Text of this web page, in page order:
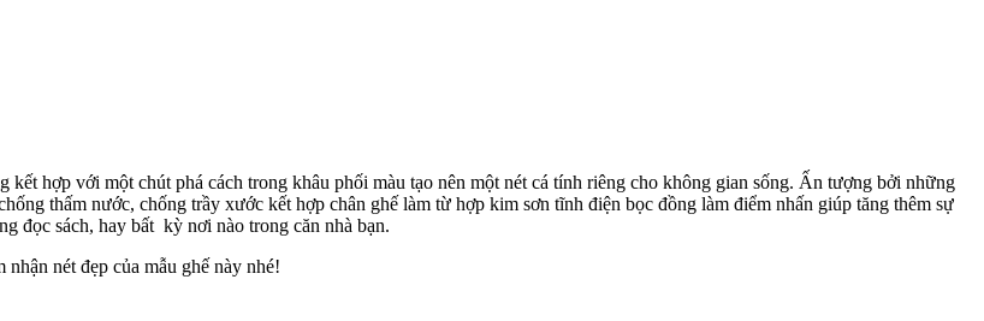
hợp với một chút phá cách trong khâu phối màu tạo nên một nét cá tính riêng cho không gian sống. Ấn tượng bởi những
thấm nước, chống trầy xước kết hợp chân ghế làm từ hợp kim sơn tĩnh điện bọc đồng làm điểm nhấn giúp tăng thêm sự
đọc sách, hay bất kỳ nơi nào trong căn nhà bạn.
nét đẹp của mẫu ghế này nhé!